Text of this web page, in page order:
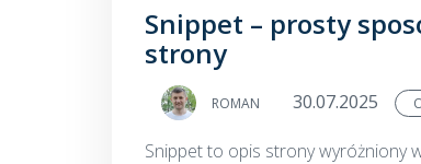
Snippet – prosty
strony
ROMAN 30.07.2025
Snippet to opis strony wyróżniony